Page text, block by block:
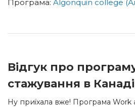
Програма: Algonquin college
Відгук про
стажування в
Ну приїхала вже! Програма Work